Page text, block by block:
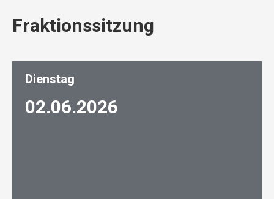
Fraktionssitzung
Dienstag
02.06.2026